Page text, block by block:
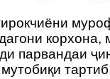
корхона,
парвандаи